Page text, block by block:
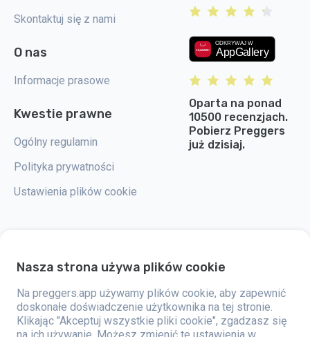
Skontaktuj się z nami
O nas
Informacje prasowe
Kwestie prawne
Ogólny regulamin
Polityka prywatności
Ustawienia plików cookie
Oparta na ponad
10500 recenzjach.
Pobierz Preggers
już dzisiaj.
Preggers to aplikacja stworzona przez szwedzką firmę Stroller AB w 2017
upieczonym rodzicom na całym świecie. Dzięki wszechstronnemu
zespołowi i współpracy z ekspertami, firma opracowała przyjazne dla
użytkownika aplikacje, które zostały już wykorzystane przez ponad dwa
miliony osób. Preggers oferuje unikalne doświadczenie 3D, które
zapewnia aktualizacje, porady i narzędzia dostosowane do każdego
Nasza strona używa plików cookie
Na preggers.app używamy plików cookie, aby zapewnić
doskonałe doświadczenie użytkownika na tej stronie.
Klikając "Akceptuj wszystkie pliki cookie", zgadzasz się